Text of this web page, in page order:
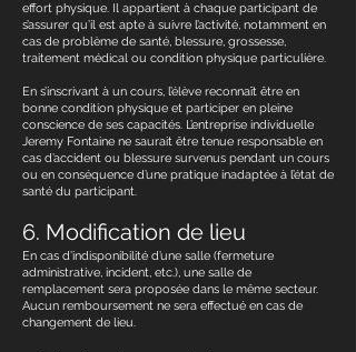
effort physique. Il appartient à chaque participant de
s’assurer qu’il est apte à suivre l’activité, notamment en
cas de problème de santé, blessure, grossesse,
traitement médical ou condition physique particulière.
En s’inscrivant à un cours, l’élève reconnaît être en
bonne condition physique et participer en pleine
conscience de ses capacités. L’entreprise individuelle
Jeremy Fontaine ne saurait être tenue responsable en
cas d’accident ou blessure survenus pendant un cours
ou en conséquence d’une pratique inadaptée à l’état de
santé du participant.
6. Modification de lieu
En cas d’indisponibilité d’une salle (fermeture
administrative, incident, etc.), une salle de
remplacement sera proposée dans le même secteur.
Aucun remboursement ne sera effectué en cas de
changement de lieu.